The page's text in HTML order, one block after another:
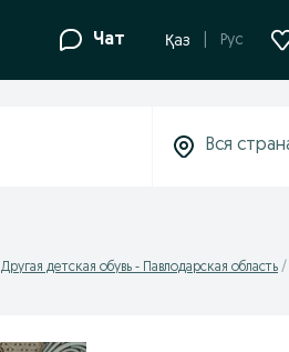
Чат Қаз Рус
Другая детская обувь - Павлодарская область